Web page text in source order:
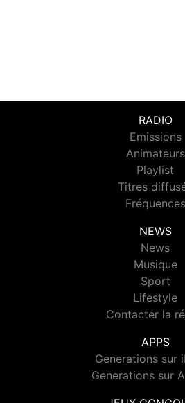
RADIO
Emissions
Animateurs
Playlist
Titres
Fréquences
NEWS
News
Musique
Sport
Lifestyle
Contacter la
APPS
Generations sur
Generations sur